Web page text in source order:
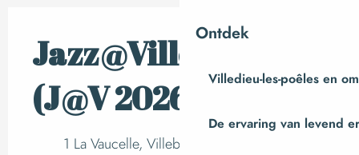
Ontdek
Villedieu-les-poêles en
De ervaring van levend
Jazz@Villebaudon
(J@V 2026)
1 La Vaucelle, Villebaudon, Villebaudon